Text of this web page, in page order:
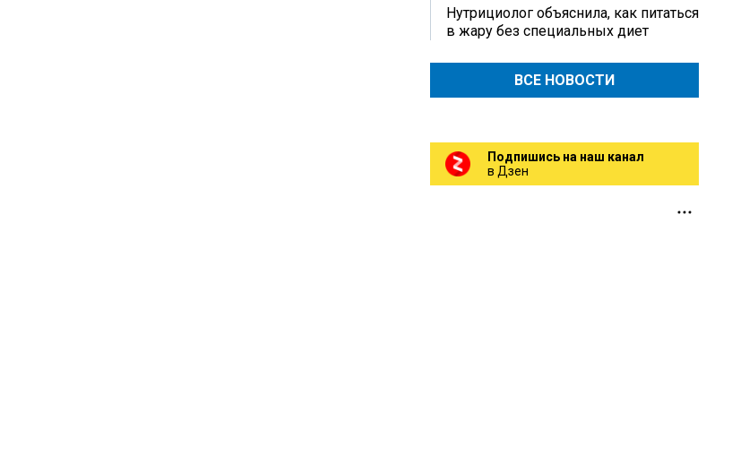
Нутрициолог объяснила, как питаться
в жару без специальных диет
ВСЕ НОВОСТИ
Подпишись на наш канал
в Дзен